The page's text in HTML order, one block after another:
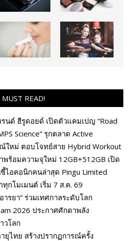
MUST READ!
รนด์ ฮีรูดอยด์ เปิดตัวแคมเปญ “Road
Science” รุกตลาด Active
ใหม่ ตอบโจทย์สาย Hybrid Workout
พร้อมความจุใหม่ 12GB+512GB เปิด
ไอคอนิกคนล่าสุด Pingu Limited
กโมเมนต์ เริ่ม 7 ส.ค. 69
ารยา” ร่วมเทศกาลระดับโลก
2026 ประกาศศักดาพลัง
วโลก
ยุไทย สร้างปรากฏการณ์ครั้ง